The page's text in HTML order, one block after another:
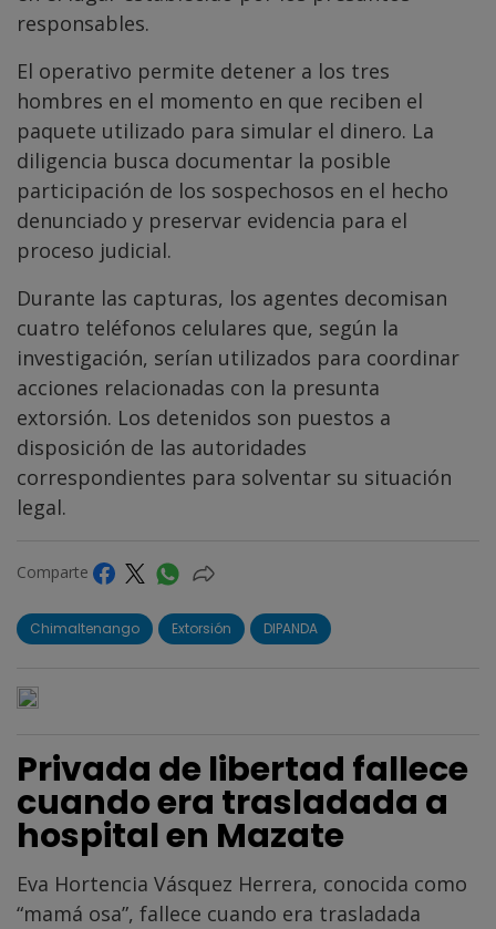
responsables.
El operativo permite detener a los tres
hombres en el momento en que reciben el
paquete utilizado para simular el dinero. La
diligencia busca documentar la posible
participación de los sospechosos en el hecho
denunciado y preservar evidencia para el
proceso judicial.
Durante las capturas, los agentes decomisan
cuatro teléfonos celulares que, según la
investigación, serían utilizados para coordinar
acciones relacionadas con la presunta
extorsión. Los detenidos son puestos a
disposición de las autoridades
correspondientes para solventar su situación
legal.
Comparte
Chimaltenango Extorsión DIPANDA
Privada de libertad fallece
cuando era trasladada a
hospital en Mazate
Eva Hortencia Vásquez Herrera, conocida como
“mamá osa”, fallece cuando era trasladada